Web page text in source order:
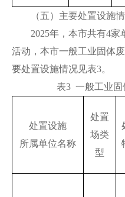
（五）主要处置设施
2025年，本市共有4家
活动，本市一般工业固体
要处置设施情况见表3。
表3 一般工业固
处置设施
所属单位名称
处置
场类
型